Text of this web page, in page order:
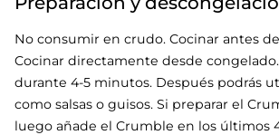
No consumir en crudo. Cocinar antes
Cocinar directamente desde
durante 4-5 minutos. Después podrás
como salsas o guisos. Si preparar el
luego añade el Crumble en los últimos